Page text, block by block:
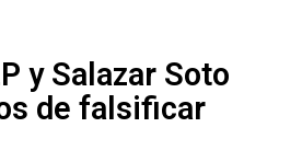
y Salazar Soto
de falsificar